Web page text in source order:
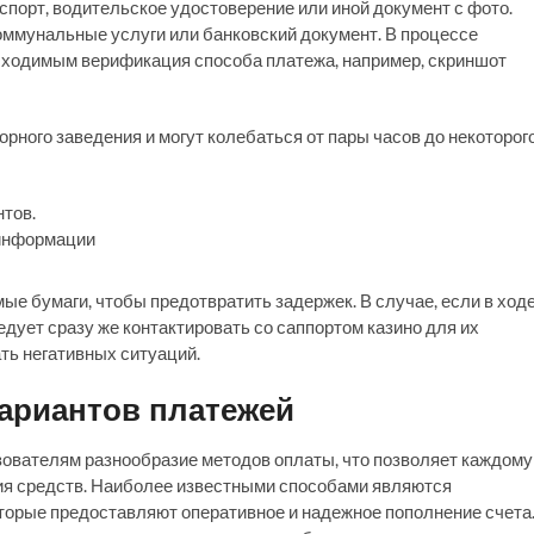
водительское удостоверение или иной документ с фото.
услуги или банковский документ. В процессе
верификация способа платежа, например, скриншот
заведения и могут колебаться от пары часов до
бумаги, чтобы предотвратить задержек. В случае, если в
сразу же контактировать со саппортом казино для их
негативных ситуаций.
платежей
разнообразие методов оплаты, что позволяет каждому
средств. Наиболее известными способами являются
предоставляют оперативное и надежное пополнение счета.